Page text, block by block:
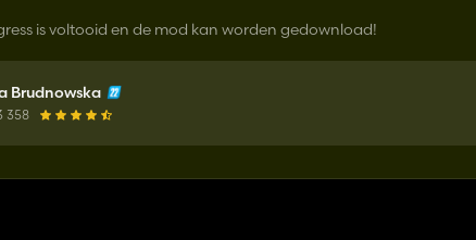
is voltooid en de mod kan worden gedownload!
Brudnowska
358